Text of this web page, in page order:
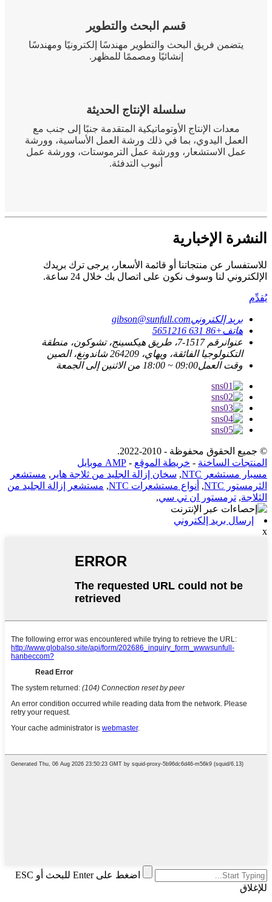
قسم البحث والتطوير
يتضمن فريق البحث والتطوير مهندسًا إلكترونيًا ومهندسًا
إنشائيًا ومصممًا للمظهر.
سلسلة الإنتاج الحديثة
معدات الإنتاج الأوتوماتيكية المتقدمة جنبًا إلى جنب مع
العمل اليدوي، بما في ذلك ورشة العمل الأساسية، وورشة
عمل الاستشعار، وورشة عمل الترموستات، وورشة عمل
أنبوب التدفئة.
النشرة الإخبارية
للاستفسار عن منتجاتنا أو قائمة الأسعار، يرجى ترك بريدك
الإلكتروني لنا وسوف نكون على اتصال بك خلال 24 ساعة.
يُقدِّم
بريد إلكترونيgibson@sunfull.com
هاتف+86 631 5651216
عنوان
رقم 1517-7، طريق هيكسينج، تشوكون، منطقة
التكنولوجيا الفائقة، ويهاي، 264209 شاندونغ، الصين
وقت العمل09:00 ~ 18:00 من الاثنين إلى الجمعة
© جميع الحقوق محفوظة - 2010-2022.
المنتجات الساخنة - خريطة الموقع - AMP موبايل
مسبار مستشعر NTC
, سخان إزالة الجليد من ثلاجة هاير , مستشعر
الثرمستور NTC
, أنواع مستشعرات NTC , مستشعر إزالة الجليد من
الثلاجة, ترمستور ان تي سي,
إرسال بريد إلكتروني
x
اضغط على Enter للبحث أو ESC
للإغلاق